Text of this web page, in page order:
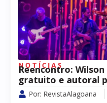
NOTÍCIAS
Reencontro:
gratuito e autoral
Por: RevistaAlagoana